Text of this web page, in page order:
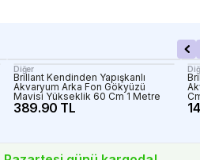
Diğer
Brillant Kendinden Yapışkanlı
Akvaryum Arka Fon Gökyüzü
Mavisi Yükseklik 60 Cm 1 Metre
389.90 TL